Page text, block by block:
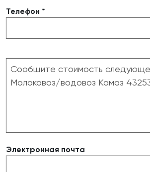
Телефон *
Электронная почта